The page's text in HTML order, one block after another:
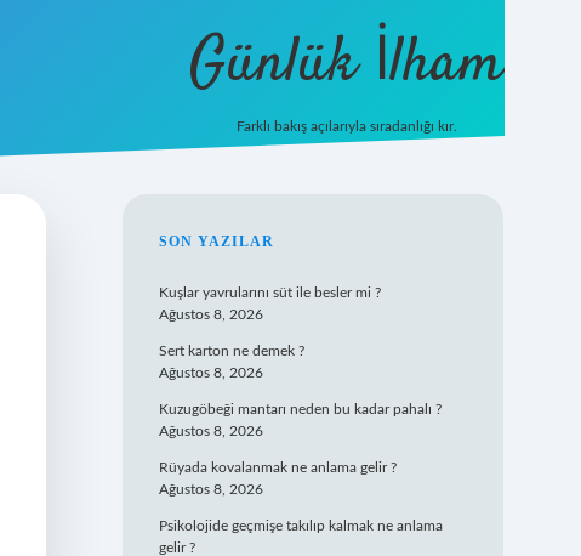
Günlük İlham
Farklı bakış açılarıyla sıradanlığı kır.
SIDEBAR
SON YAZILAR
Kuşlar yavrularını süt ile besler mi ?
Ağustos 8, 2026
Sert karton ne demek ?
Ağustos 8, 2026
Kuzugöbeği mantarı neden bu kadar pahalı ?
Ağustos 8, 2026
Rüyada kovalanmak ne anlama gelir ?
Ağustos 8, 2026
Psikolojide geçmişe takılıp kalmak ne anlama
gelir ?